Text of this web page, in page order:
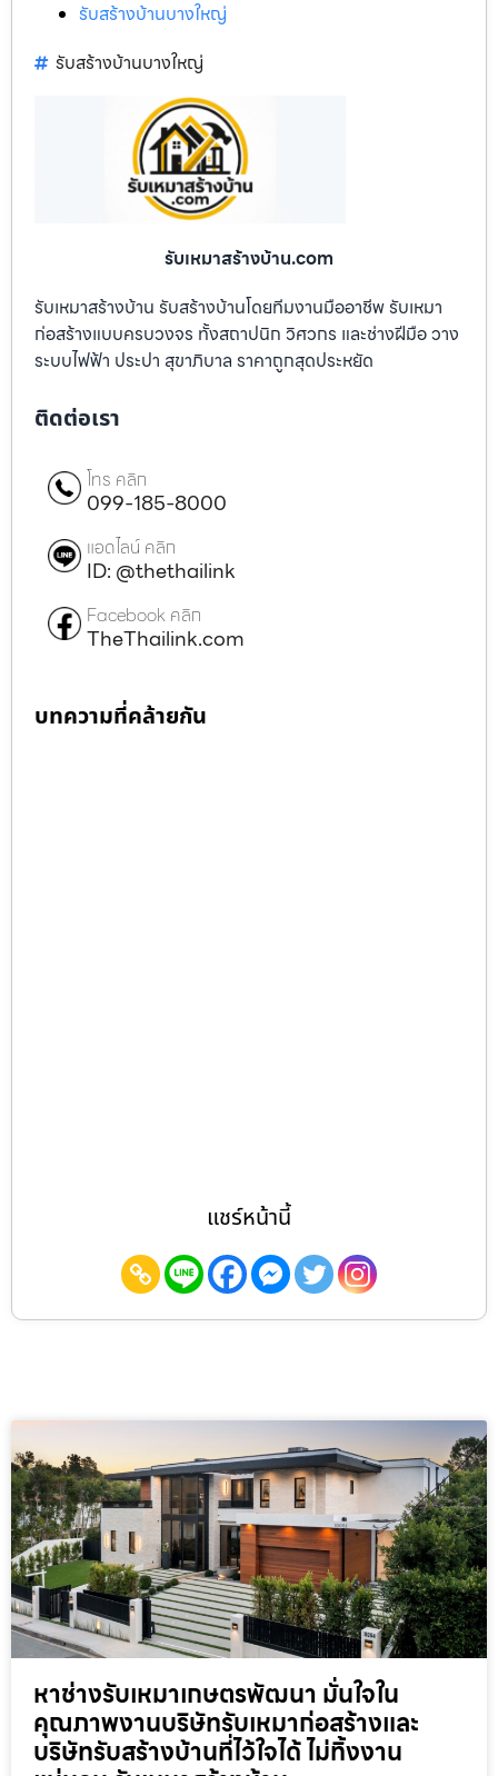
รับสร้างบ้านบางใหญ่
รับสร้างบ้านบางใหญ่
รับเหมาสร้างบ้าน.com
รับเหมาสร้างบ้าน รับสร้างบ้านโดยทีมงานมืออาชีพ รับเหมา
ก่อสร้างแบบครบวงจร ทั้งสถาปนิก วิศวกร และช่างฝีมือ วาง
ระบบไฟฟ้า ประปา สุขาภิบาล ราคาถูกสุดประหยัด
ติดต่อเรา
โทร คลิก
099-185-8000
แอดไลน์ คลิก
ID: @thethailink
Facebook คลิก
TheThailink.com
บทความที่คล้ายกัน
แชร์หน้านี้
หาช่างรับเหมาเกษตรพัฒนา มั่นใจใน
คุณภาพงานบริษัทรับเหมาก่อสร้างและ
บริษัทรับสร้างบ้านที่ไว้ใจได้ ไม่ทิ้งงาน